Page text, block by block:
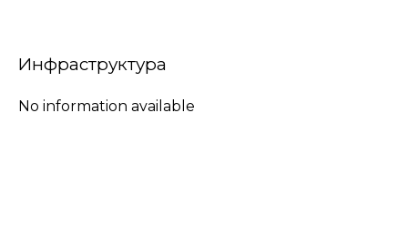
Инфраструктура
No information available